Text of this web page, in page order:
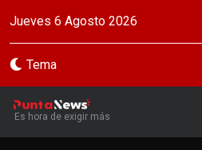
Jueves 6 Agosto 2026
Tema
Es hora de exigir más